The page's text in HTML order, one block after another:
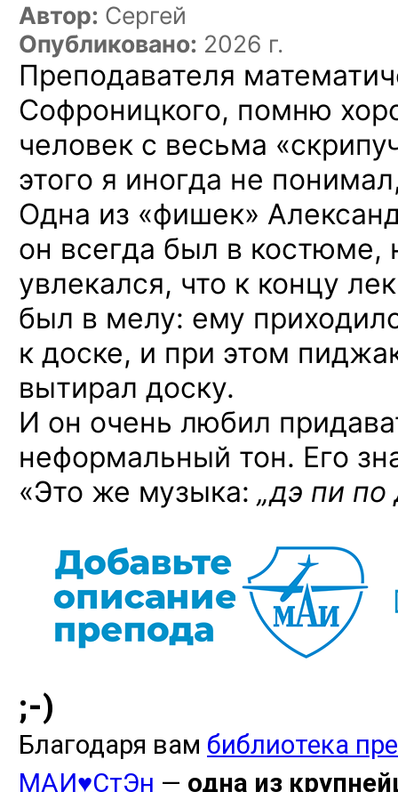
Автор: Сергей
Опубликовано: 2026 г.
Преподавателя
Софроницкого, помню
человек с весьма
этого я иногда не
Одна из «фишек»
он всегда был в костюме,
увлекался, что к концу
был в мелу: ему
к доске, и при этом
вытирал доску.
И он очень любил
неформальный тон. Его
«Это же музыка: „дэ пи по